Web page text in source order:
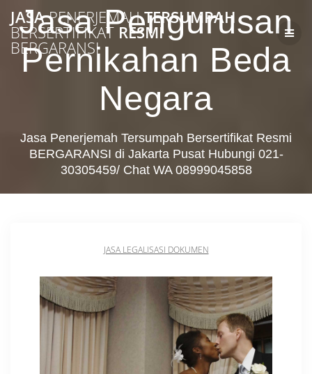
to
content
JASAPENERJEMAHTERSUMPAH
BERSERTIFIKAT RESMI
BERGARANSI
Jasa Pengurusan
Pernikahan Beda
Negara
Jasa Penerjemah Tersumpah Bersertifikat Resmi
BERGARANSI di Jakarta Pusat Hubungi 021-
30305459/ Chat WA 08999045858
JASA LEGALISASI DOKUMEN